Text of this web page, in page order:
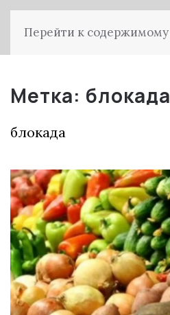
Перейти к содержимому
Метка: блокада
блокада